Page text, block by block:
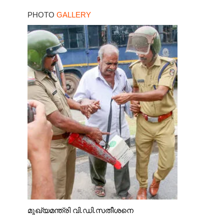
കൊച്ചിയിലെ
ഫ്ലാറ്റിൽനിന്ന്
PHOTO GALLERY
മുഖ്യമന്ത്രി വി.ഡി.സതീശനെ